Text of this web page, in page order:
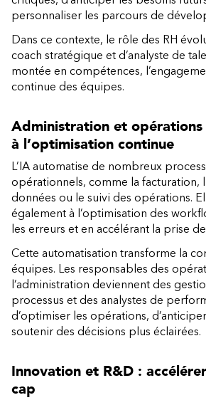
personnaliser les parcours de
Dans ce contexte, le rôle des RH
coach stratégique et d’analyste de
montée en compétences,
continue des équipes.
Administration et
à l’optimisation continue
L’IA automatise de nombreux
opérationnels, comme la facturation,
données ou le suivi des opérations.
également à l’optimisation des
les erreurs et en accélérant la prise
Cette automatisation transforme la
équipes. Les responsables des
l’administration deviennent des
processus et des analystes de
d’optimiser les opérations,
soutenir des décisions plus éclairées.
Innovation et R&D :
cap